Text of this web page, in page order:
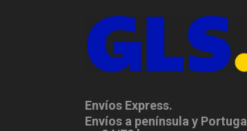
Envíos Express.
Envíos a península y Portugal